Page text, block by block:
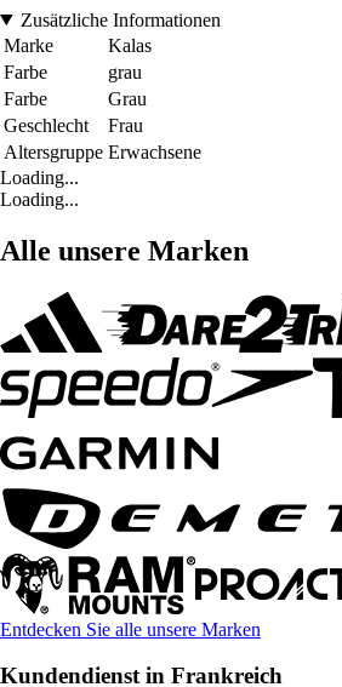
Zusätzliche Informationen
Marke
Kalas
Farbe
grau
Farbe
Grau
Geschlecht
Frau
Altersgruppe Erwachsene
Loading...
Loading...
Alle unsere Marken
Entdecken Sie alle unsere Marken
Kundendienst in Frankreich